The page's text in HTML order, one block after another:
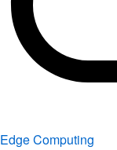
Edge Computing